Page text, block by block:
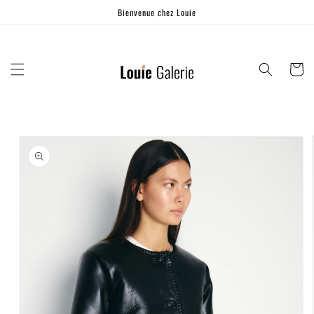
Bienvenue chez Louie
Panier
Passer aux
informations
produits